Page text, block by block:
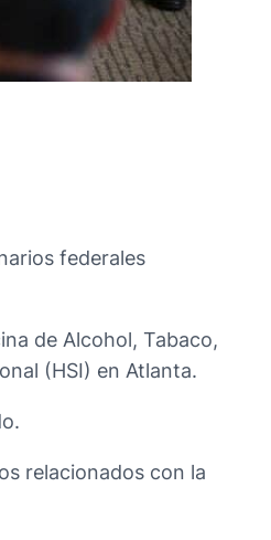
federales
de Alcohol, Tabaco,
(HSI) en Atlanta.
relacionados con la